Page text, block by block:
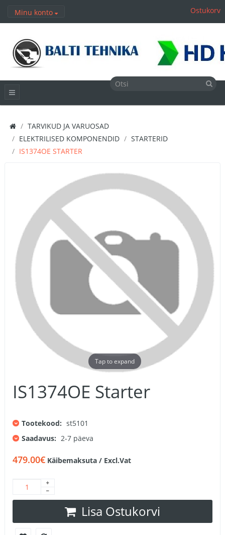
Minu konto Ostukorv
TARVIKUD JA VARUOSAD
ELEKTRILISED KOMPONENDID
STARTERID
IS1374OE STARTER
Tap to expand
IS1374OE Starter
Tootekood: st5101
Saadavus: 2-7 päeva
479.00€ Käibemaksuta / Excl.Vat
Lisa Ostukorvi